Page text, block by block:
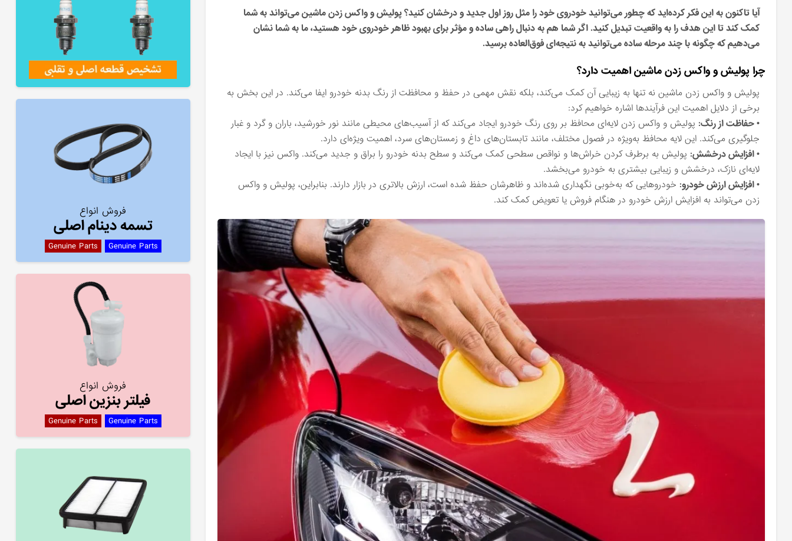
فروش انواع
تسمه دینام اصلی
Genuine Parts Genuine Parts
فروش انواع
فیلتر بنزین اصلی
Genuine Parts Genuine Parts
آیا تاکنون به این فکر کرده‌اید که چطور می‌توانید خودروی خود را مثل روز اول جدید و درخشان کنید؟ پولیش و واکس زدن ماشین می‌تواند به شما
کمک کند تا این هدف را به واقعیت تبدیل کنید. اگر شما هم به دنبال راهی ساده و مؤثر برای بهبود ظاهر خودروی خود هستید، ما به شما نشان
می‌دهیم که چگونه با چند مرحله ساده می‌توانید به نتیجه‌ای فوق‌العاده برسید.
چرا پولیش و واکس زدن ماشین اهمیت دارد؟
پولیش و واکس زدن ماشین نه تنها به زیبایی آن کمک می‌کند، بلکه نقش مهمی در حفظ و محافظت از رنگ بدنه خودرو ایفا می‌کند. در این بخش به
برخی از دلایل اهمیت این فرآیندها اشاره خواهیم کرد:
• حفاظت از رنگ: پولیش و واکس زدن لایه‌ای محافظ بر روی رنگ خودرو ایجاد می‌کند که از آسیب‌های محیطی مانند نور خورشید، باران و گرد و غبار
جلوگیری می‌کند. این لایه محافظ به‌ویژه در فصول مختلف، مانند تابستان‌های داغ و زمستان‌های سرد، اهمیت ویژه‌ای دارد.
• افزایش درخشش: پولیش به برطرف کردن خراش‌ها و نواقص سطحی کمک می‌کند و سطح بدنه خودرو را براق و جدید می‌کند. واکس نیز با ایجاد
لایه‌ای نازک، درخشش و زیبایی بیشتری به خودرو می‌بخشد.
• افزایش ارزش خودرو: خودروهایی که به‌خوبی نگهداری شده‌اند و ظاهرشان حفظ شده است، ارزش بالاتری در بازار دارند. بنابراین، پولیش و واکس
زدن می‌تواند به افزایش ارزش خودرو در هنگام فروش یا تعویض کمک کند.